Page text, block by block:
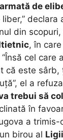
armată de
liber,” declara
din
, în
cel care
că este sârb,
el a
trebui să
în
a trimis-
birou al